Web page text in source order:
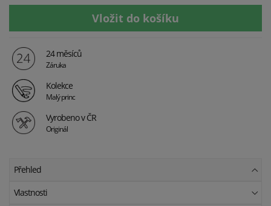
24 měsíců
Záruka
Kolekce
Malý princ
Vyrobeno v ČR
Originál
Přehled
Vlastnosti